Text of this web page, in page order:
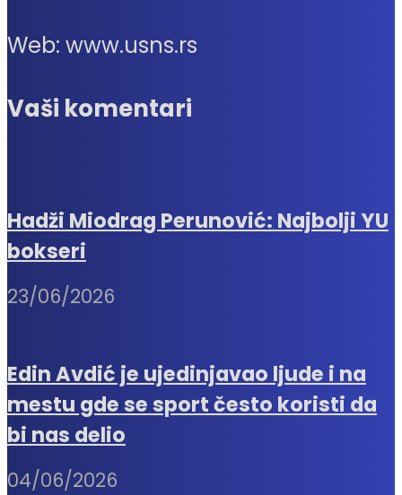
Web: www.usns.rs
Vaši komentari
Hadži Miodrag Perunović: Najbolji YU
bokseri
23/06/2026
Edin Avdić je ujedinjavao ljude i na
mestu gde se sport često koristi da
bi nas delio
04/06/2026